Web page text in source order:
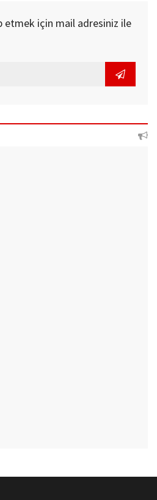
etmek için mail adresiniz ile